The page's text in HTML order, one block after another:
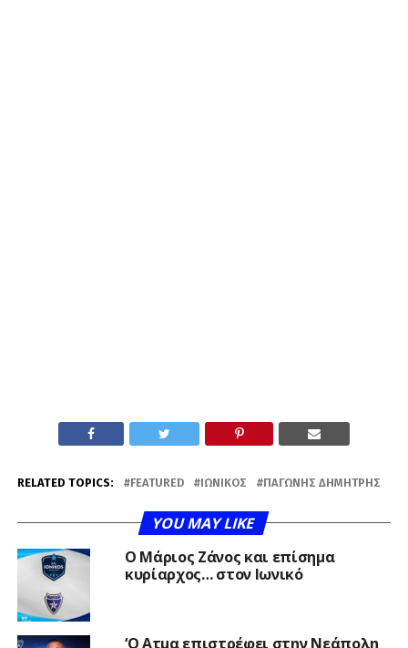
RELATED TOPICS: FEATURED ΙΩΝΙΚΌΣ ΠΑΓΏΝΗΣ ΔΗΜΉΤΡΗΣ
YOU MAY LIKE
Ο Μάριος Ζάνος και επίσημα
κυρίαρχος… στον Ιωνικό
‘Ο Ατμα επιστρέφει στην Νεάπολη